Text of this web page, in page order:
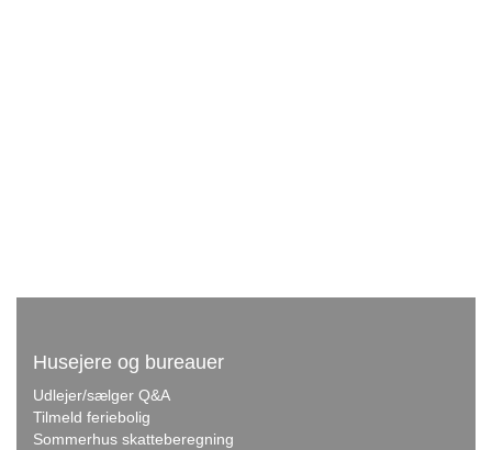
Husejere og bureauer
Udlejer/sælger Q&A
Tilmeld feriebolig
Sommerhus skatteberegning